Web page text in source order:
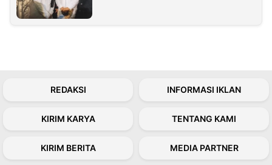
REDAKSI INFORMASI IKLAN
KIRIM KARYA TENTANG KAMI
KIRIM BERITA MEDIA PARTNER